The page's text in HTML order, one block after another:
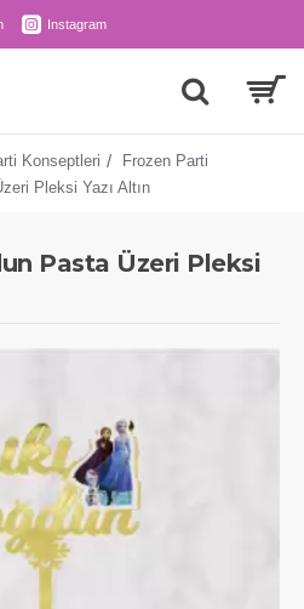
Instagram
Konseptleri
Frozen Parti
Pleksi Yazı Altın
Pasta Üzeri Pleksi